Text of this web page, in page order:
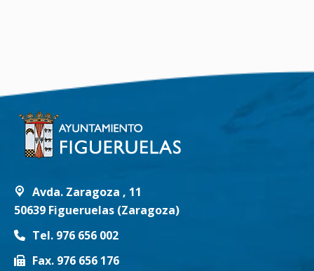
Avda. Zaragoza , 11
50639 Figueruelas (Zaragoza)
Tel. 976 656 002
Fax. 976 656 176